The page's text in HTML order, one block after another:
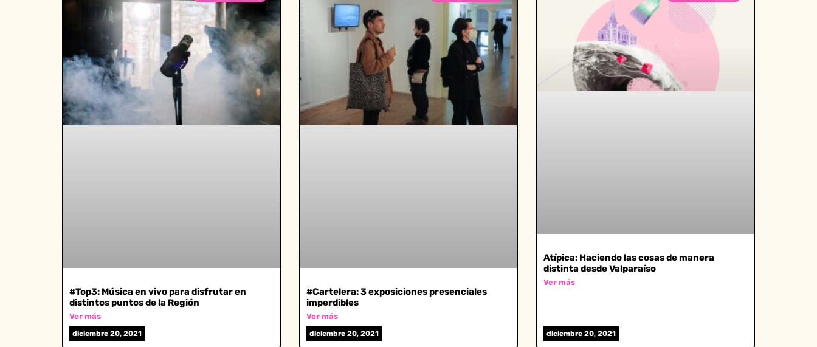
#Top3: Música en vivo para disfrutar en
distintos puntos de la Región
Ver más
diciembre 20, 2021
#Cartelera: 3 exposiciones presenciales
imperdibles
Ver más
diciembre 20, 2021
Atípica: Haciendo las cosas de manera
distinta desde Valparaíso
Ver más
diciembre 20, 2021